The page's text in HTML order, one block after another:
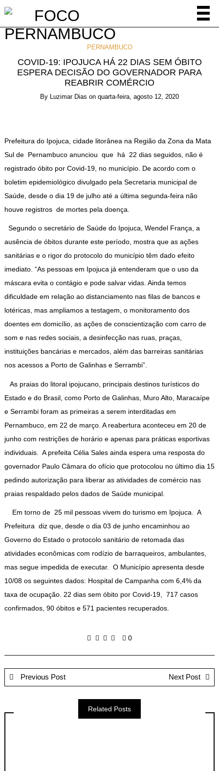
PERNAMBUCO
COVID-19: IPOJUCA HÁ 22 DIAS SEM ÓBITO
ESPERA DECISÃO DO GOVERNADOR PARA
REABRIR COMÉRCIO
By Luzimar Dias on quarta-feira, agosto 12, 2020
Prefeitura do Ipojuca, cidade litorânea na Região da Zona da Mata
Sul de Pernambuco anunciou que há 22 dias seguidos, não é
registrado óbito por Covid-19, no município. De acordo com o
boletim epidemiológico divulgado pela Secretaria municipal de
Saúde, desde o dia 19 de julho até a última segunda-feira não
houve registros de mortes pela doença.
Segundo o secretário de Saúde do Ipojuca, Wendel França, a
ausência de óbitos durante este período, mostra que as ações
sanitárias e o rigor do protocolo do município têm dado efeito
imediato. “As pessoas em Ipojuca já entenderam que o uso da
máscara evita o contágio e pode salvar vidas. Ainda temos
dificuldade em relação ao distanciamento nas filas de bancos e
lotéricas, mas ampliamos a testagem, o monitoramento dos
doentes em domicílio, as ações de conscientização com carro de
som e nas redes sociais, a desinfecção nas ruas, praças,
instituições bancárias e mercados, além das barreiras sanitárias
nos acessos a Porto de Galinhas e Serrambi”.
As praias do litoral ipojucano, principais destinos turísticos do
Estado e do Brasil, como Porto de Galinhas, Muro Alto, Maracaípe
e Serrambi foram as primeiras a serem interditadas em
Pernambuco, em 22 de março. A reabertura aconteceu em 20 de
junho com restrições de horário e apenas para práticas esportivas
individuais. A prefeita Célia Sales ainda espera uma resposta do
governador Paulo Câmara do ofício que protocolou no último dia 15
pedindo autorização para liberar as atividades de comércio nas
praias respaldado pelos dados de Saúde municipal.
Em torno de 25 mil pessoas vivem do turismo em Ipojuca. A
Prefeitura diz que, desde o dia 03 de junho encaminhou ao
Governo do Estado o protocolo sanitário de retomada das
atividades econômicas com rodízio de barraqueiros, ambulantes,
mas segue impedida de executar. O Município apresenta desde
10/08 os seguintes dados: Hospital de Campanha com 6,4% da
taxa de ocupação. 22 dias sem óbito por Covid-19, 717 casos
confirmados, 90 óbitos e 571 pacientes recuperados.
0
Previous Post Next Post
Related Posts